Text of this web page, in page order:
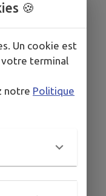
🍪
Un cookie est
terminal
notre Politique